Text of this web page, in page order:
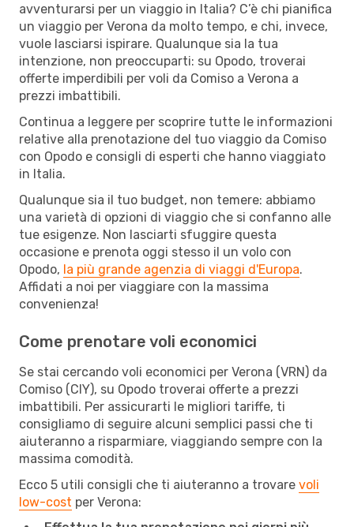
avventurarsi per un viaggio in Italia? C’è chi pianifica
un viaggio per Verona da molto tempo, e chi, invece,
vuole lasciarsi ispirare. Qualunque sia la tua
intenzione, non preoccuparti: su Opodo, troverai
offerte imperdibili per voli da Comiso a Verona a
prezzi imbattibili.
Continua a leggere per scoprire tutte le informazioni
relative alla prenotazione del tuo viaggio da Comiso
con Opodo e consigli di esperti che hanno viaggiato
in Italia.
Qualunque sia il tuo budget, non temere: abbiamo
una varietà di opzioni di viaggio che si confanno alle
tue esigenze. Non lasciarti sfuggire questa
occasione e prenota oggi stesso il un volo con
Opodo, la più grande agenzia di viaggi d'Europa.
Affidati a noi per viaggiare con la massima
convenienza!
Come prenotare voli economici
Se stai cercando voli economici per Verona (VRN) da
Comiso (CIY), su Opodo troverai offerte a prezzi
imbattibili. Per assicurarti le migliori tariffe, ti
consigliamo di seguire alcuni semplici passi che ti
aiuteranno a risparmiare, viaggiando sempre con la
massima comodità.
Ecco 5 utili consigli che ti aiuteranno a trovare voli
low-cost per Verona: